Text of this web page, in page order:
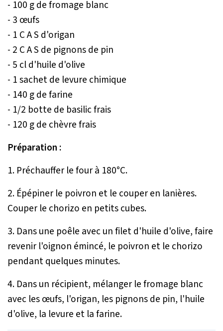
- 100 g de fromage blanc
- 3 œufs
- 1 C A S d'origan
- 2 C A S de pignons de pin
- 5 cl d'huile d'olive
- 1 sachet de levure chimique
- 140 g de farine
- 1/2 botte de basilic frais
- 120 g de chèvre frais
Préparation :
1. Préchauffer le four à 180°C.
2. Épépiner le poivron et le couper en lanières.
Couper le chorizo en petits cubes.
3. Dans une poêle avec un filet d'huile d'olive, faire
revenir l'oignon émincé, le poivron et le chorizo
pendant quelques minutes.
4. Dans un récipient, mélanger le fromage blanc
avec les œufs, l'origan, les pignons de pin, l'huile
d'olive, la levure et la farine.